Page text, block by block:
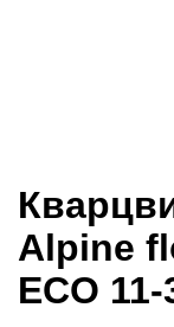
Alpine
ECO